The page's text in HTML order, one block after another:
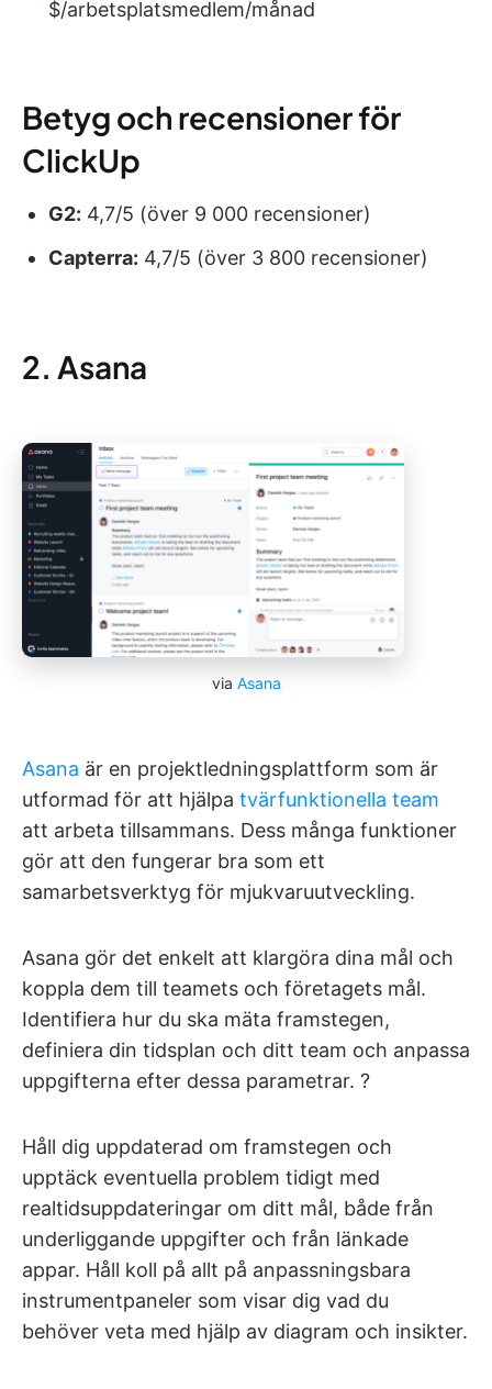
$/arbetsplatsmedlem/månad
Betyg och recensioner för
ClickUp
G2: 4,7/5 (över 9 000 recensioner)
Capterra: 4,7/5 (över 3 800 recensioner)
2. Asana
via Asana
Asana är en projektledningsplattform som är
utformad för att hjälpa tvärfunktionella team
att arbeta tillsammans. Dess många funktioner
gör att den fungerar bra som ett
samarbetsverktyg för mjukvaruutveckling.
Asana gör det enkelt att klargöra dina mål och
koppla dem till teamets och företagets mål.
Identifiera hur du ska mäta framstegen,
definiera din tidsplan och ditt team och anpassa
uppgifterna efter dessa parametrar. ?
Håll dig uppdaterad om framstegen och
upptäck eventuella problem tidigt med
realtidsuppdateringar om ditt mål, både från
underliggande uppgifter och från länkade
appar. Håll koll på allt på anpassningsbara
instrumentpaneler som visar dig vad du
behöver veta med hjälp av diagram och insikter.